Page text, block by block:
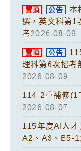
置頂 公告
本
選，英文科第1
考2026-08-09
置頂 公告
理科第6次招考
2026-08-09
114-2重補修(1
2026-08-07
115年度AI人才
A2、A3、B5-1